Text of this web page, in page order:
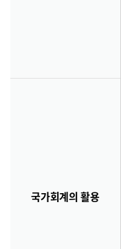
국가회계의 활용